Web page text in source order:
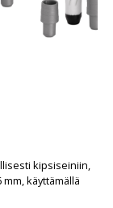
kipsiseiniin,
käyttämällä